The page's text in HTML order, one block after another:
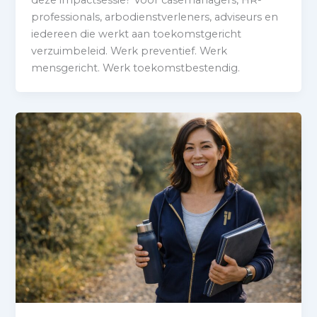
professionals, arbodienstverleners, adviseurs en
iedereen die werkt aan toekomstgericht
verzuimbeleid. Werk preventief. Werk
mensgericht. Werk toekomstbestendig.